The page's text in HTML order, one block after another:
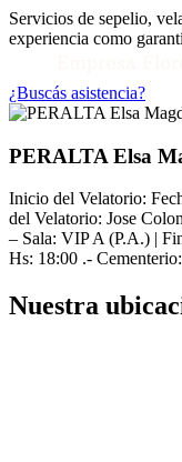
Servicios de sepelio,
experiencia como
¿Buscás asistencia?
PERALTA Elsa
Inicio del Velatorio:
del Velatorio: Jose
– Sala: VIP A (P.A.) |
Hs: 18:00 .-
Nuestra